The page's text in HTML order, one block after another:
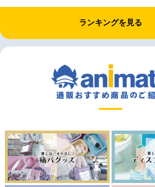
ランキングを見る